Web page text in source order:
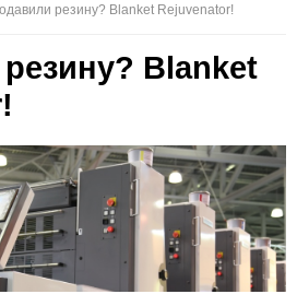
резину? Blanket Rejuvenator!
Blanket